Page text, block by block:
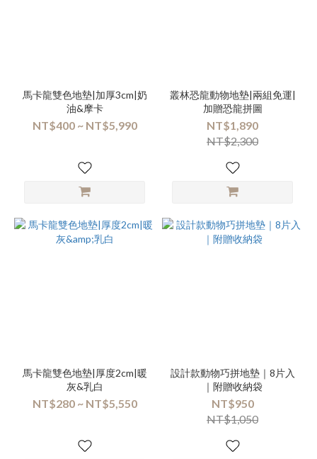
馬卡龍雙色地墊|加厚3cm|奶
油&摩卡
NT$400 ~ NT$5,990
叢林恐龍動物地墊|兩組免運|
加贈恐龍拼圖
NT$1,890
NT$2,300
馬卡龍雙色地墊|厚度2cm|暖
灰&乳白
NT$280 ~ NT$5,550
設計款動物巧拼地墊｜8片入
｜附贈收納袋
NT$950
NT$1,050